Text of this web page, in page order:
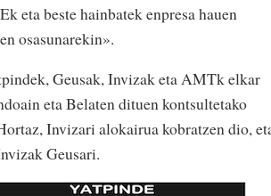
eta beste hainbatek enpresa hauen
osasunarekin».
Geusak, Invizak eta AMTk elkar
eta Belaten dituen kontsultetako
Invizari alokairua kobratzen dio,
Geusari.